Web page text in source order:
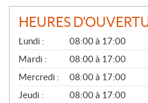
HEURES
G
É
N
É
R
A
L
Lundi :
08:00 à 17:00
Mardi :
08:00 à 17:00
Mercredi :
08:00 à 17:00
Jeudi :
08:00 à 17:00